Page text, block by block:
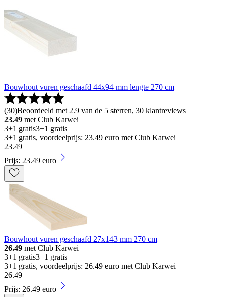
Bouwhout vuren geschaafd 44x94 mm lengte 270 cm
(30)Beoordeeld met 2.9 van de 5 sterren, 30 klantreviews
23.49 met Club Karwei
3+1 gratis3+1 gratis
3+1 gratis, voordeelprijs: 23.49 euro met Club Karwei
23.49
Prijs: 23.49 euro
Bouwhout vuren geschaafd 27x143 mm 270 cm
26.49 met Club Karwei
3+1 gratis3+1 gratis
3+1 gratis, voordeelprijs: 26.49 euro met Club Karwei
26.49
Prijs: 26.49 euro